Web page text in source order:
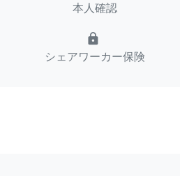
本人確認
lock
シェアワーカー保険